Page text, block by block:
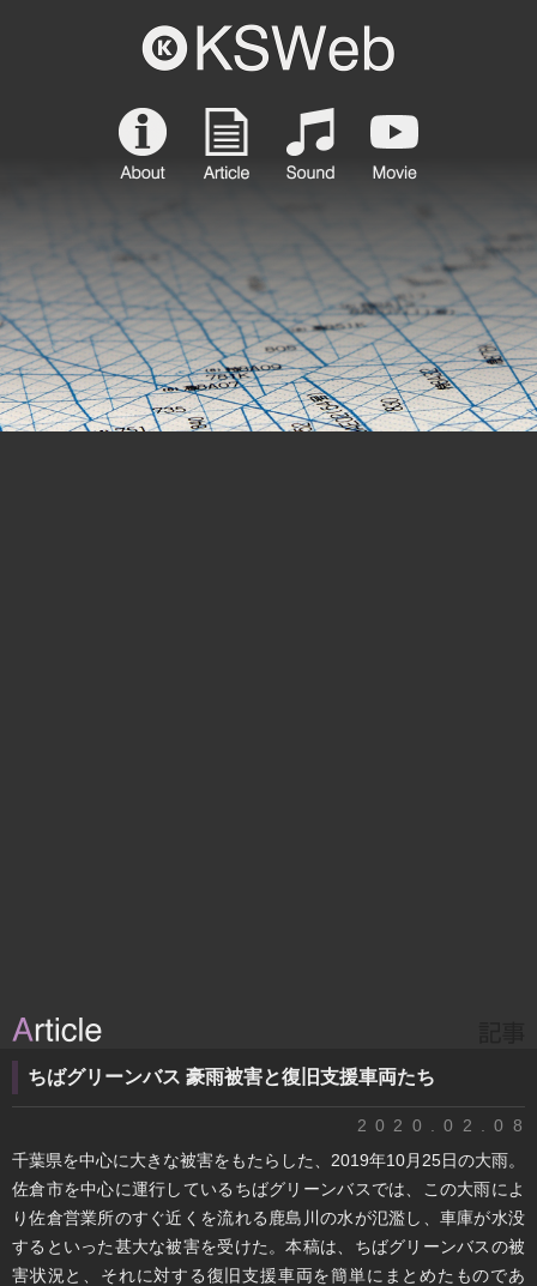
ちばグリーンバス 豪雨被害と復旧支援車両たち
2020.02.08
千葉県を中心に大きな被害をもたらした、2019年10月25日の大雨。
佐倉市を中心に運行しているちばグリーンバスでは、この大雨によ
り佐倉営業所のすぐ近くを流れる鹿島川の水が氾濫し、車庫が水没
するといった甚大な被害を受けた。本稿は、ちばグリーンバスの被
害状況と、それに対する復旧支援車両を簡単にまとめたものであ